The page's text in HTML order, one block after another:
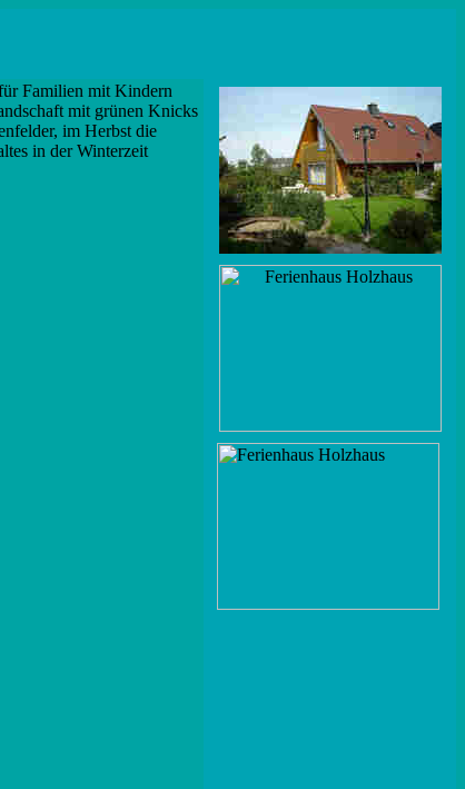
Familien mit Kindern
mit grünen Knicks
im Herbst die
in der Winterzeit